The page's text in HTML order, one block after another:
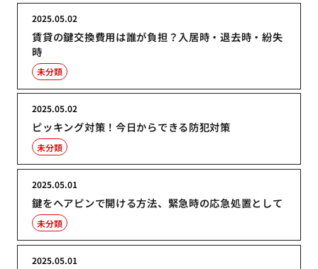
賃貸の鍵交換費用は誰が負担？入居時・退去時・紛失
時
2025.05.02
未分類
ピッキング対策！今日からできる防犯対策
2025.05.02
未分類
鍵をヘアピンで開ける方法、緊急時の応急処置として
2025.05.01
未分類
2025.05.01